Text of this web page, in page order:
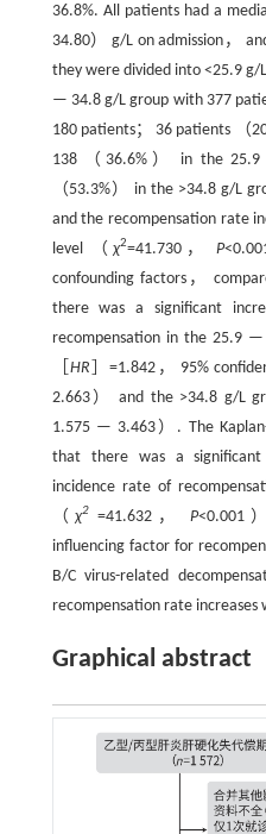
36.8%. All patients had a
34.80） g/L on admission，
they were divided into <25.9
— 34.8 g/L group with 377
180 patients； 36 patients （
138 （36.6%） in the
（53.3%） in the >34.8 g/L
and the recompensation rate
level （ χ2=41.730， P
confounding factors，
there was a significant
recompensation in the 25.9
HR ］=1.842， 95%
2.663） and the >34.8 g/L
1.575 — 3.463）. The
that there was a
incidence rate of
（ χ2 =41.632，P<0.001
influencing factor for
B/C virus-related
recompensation rate increases
Graphical abstract